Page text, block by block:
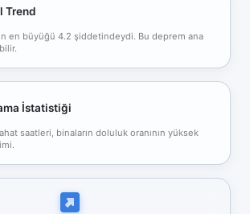
Trend
en büyüğü 4.2 şiddetindeydi. Bu deprem ana
İstatistiği
saatleri, binaların doluluk oranının yüksek